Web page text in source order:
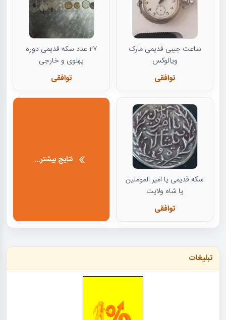
ساعت جیبی قدیمی مارک
ویالوکس
توافقی
۲۷ عدد سکه قدیمی دوره
پهلوی و خارجی
توافقی
سکه قدیمی یا امیر المومنین
یا شاه ولایت
توافقی
نتایج بیشتر...
تبلیغات